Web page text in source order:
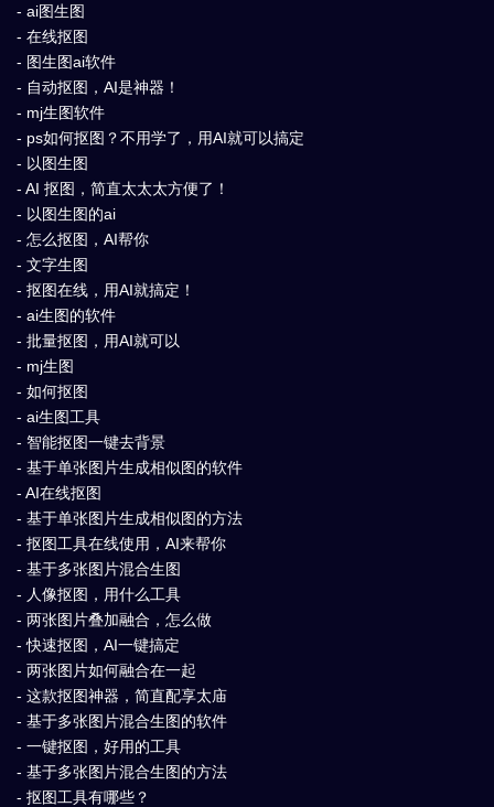
- ai图生图
- 在线抠图
- 图生图ai软件
- 自动抠图，AI是神器！
- mj生图软件
- ps如何抠图？不用学了，用AI就可以搞定
- 以图生图
- AI 抠图，简直太太太方便了！
- 以图生图的ai
- 怎么抠图，AI帮你
- 文字生图
- 抠图在线，用AI就搞定！
- ai生图的软件
- 批量抠图，用AI就可以
- mj生图
- 如何抠图
- ai生图工具
- 智能抠图一键去背景
- 基于单张图片生成相似图的软件
- AI在线抠图
- 基于单张图片生成相似图的方法
- 抠图工具在线使用，AI来帮你
- 基于多张图片混合生图
- 人像抠图，用什么工具
- 两张图片叠加融合，怎么做
- 快速抠图，AI一键搞定
- 两张图片如何融合在一起
- 这款抠图神器，简直配享太庙
- 基于多张图片混合生图的软件
- 一键抠图，好用的工具
- 基于多张图片混合生图的方法
- 抠图工具有哪些？